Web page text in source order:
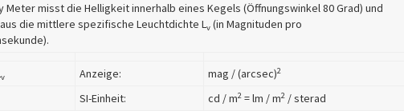
Meter misst die Helligkeit innerhalb eines Kegels (Öffnungswinkel 80 Grad) und
die mittlere spezifische Leuchtdichte Lv(in Magnituden pro
v Anzeige: mag / (arcsec)2
SI-Einheit: cd / m2= lm / m2/ sterad